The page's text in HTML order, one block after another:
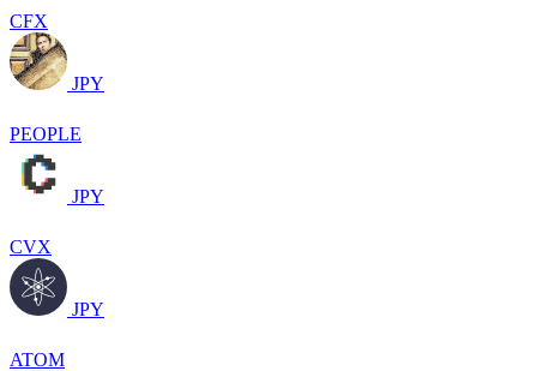
CFX
JPY
PEOPLE
JPY
CVX
JPY
ATOM